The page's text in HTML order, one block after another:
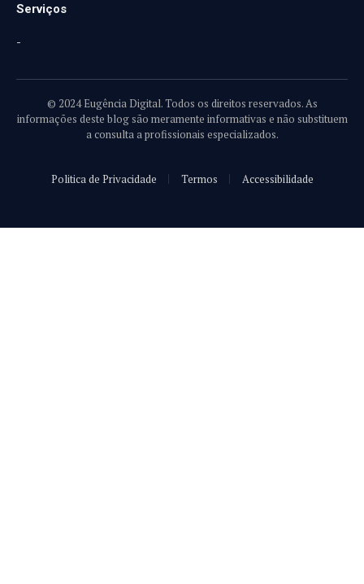
Serviços
-
© 2024 Eugência Digital. Todos os direitos reservados. As
informações deste blog são meramente informativas e não substituem
a consulta a profissionais especializados.
Politica de Privacidade Termos Accessibilidade